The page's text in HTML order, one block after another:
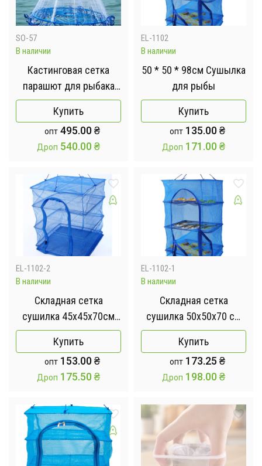
SO-57
В наличии
Кастинговая сетка
парашют для рыбака
Леска 3 м
Купить
опт 495.00₴
Дроп 540.00₴
EL-1102
В наличии
50 * 50 * 98см Сушылка
для рыбы
Купить
опт 135.00₴
Дроп 171.00₴
EL-1102-2
В наличии
Складная сетка
сушилка 45х45х70см
для сушки рыби, грибов
и фруктов
Купить
опт 153.00₴
Дроп 175.50₴
EL-1102-1
В наличии
Складная сетка
сушилка 50х50х70 см
для сушки рыби, грибов
и фруктов
Купить
опт 173.25₴
Дроп 198.00₴